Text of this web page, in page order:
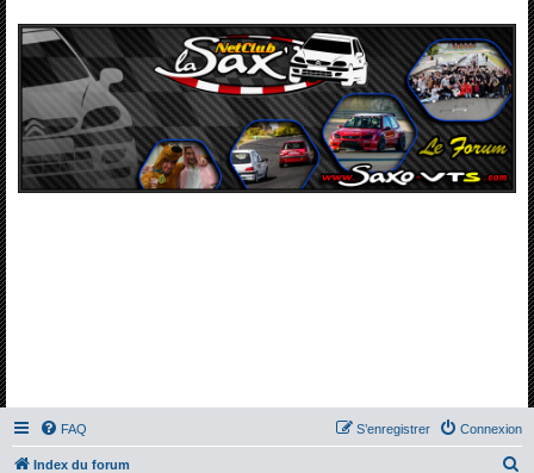
FAQ Connexion
S’enregistrer
Index du forum